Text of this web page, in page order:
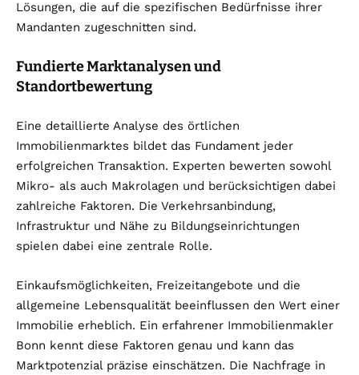
Lösungen, die auf die spezifischen Bedürfnisse ihrer
Mandanten zugeschnitten sind.
Fundierte Marktanalysen und
Standortbewertung
Eine detaillierte Analyse des örtlichen
Immobilienmarktes bildet das Fundament jeder
erfolgreichen Transaktion. Experten bewerten sowohl
Mikro- als auch Makrolagen und berücksichtigen dabei
zahlreiche Faktoren. Die Verkehrsanbindung,
Infrastruktur und Nähe zu Bildungseinrichtungen
spielen dabei eine zentrale Rolle.
Einkaufsmöglichkeiten, Freizeitangebote und die
allgemeine Lebensqualität beeinflussen den Wert einer
Immobilie erheblich. Ein erfahrener Immobilienmakler
Bonn kennt diese Faktoren genau und kann das
Marktpotenzial präzise einschätzen. Die Nachfrage in